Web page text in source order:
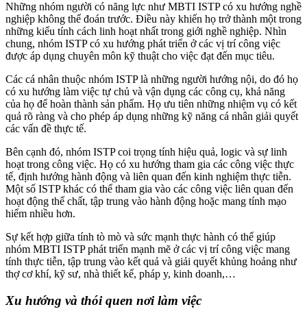
Những nhóm người có năng lực như MBTI ISTP có xu hướng nghề
nghiệp không thể đoán trước. Điều này khiến họ trở thành một trong
những kiểu tính cách linh hoạt nhất trong giới nghề nghiệp. Nhìn
chung, nhóm ISTP có xu hướng phát triển ở các vị trí công việc
được áp dụng chuyên môn kỹ thuật cho việc đạt đến mục tiêu.
Các cá nhân thuộc nhóm ISTP là những người hướng nội, do đó họ
có xu hướng làm việc tự chủ và vận dụng các công cụ, khả năng
của họ để hoàn thành sản phẩm. Họ ưu tiên những nhiệm vụ có kết
quả rõ ràng và cho phép áp dụng những kỹ năng cá nhân giải quyết
các vấn đề thực tế.
Bên cạnh đó, nhóm ISTP coi trọng tính hiệu quả, logic và sự linh
hoạt trong công việc. Họ có xu hướng tham gia các công việc thực
tế, định hướng hành động và liên quan đến kinh nghiệm thực tiễn.
Một số ISTP khác có thể tham gia vào các công việc liên quan đến
hoạt động thể chất, tập trung vào hành động hoặc mang tính mạo
hiểm nhiều hơn.
Sự kết hợp giữa tính tò mò và sức mạnh thực hành có thể giúp
nhóm MBTI ISTP phát triển mạnh mẽ ở các vị trí công việc mang
tính thực tiễn, tập trung vào kết quả và giải quyết khủng hoảng như
thợ cơ khí, kỹ sư, nhà thiết kế, pháp y, kinh doanh,…
Xu hướng và thói quen nơi làm việc